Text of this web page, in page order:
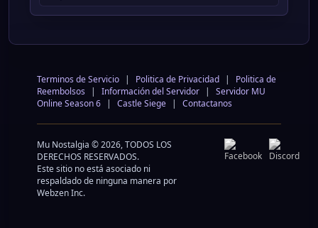
Terminos de Servicio | Politica de Privacidad |
Politica de
Reembolsos
| Información del Servidor |
Servidor MU
Online Season 6 | Castle Siege | Contactanos
Mu Nostalgia © 2026, TODOS LOS
DERECHOS RESERVADOS.
Este sitio no está asociado ni
respaldado de ninguna manera por
Webzen Inc.